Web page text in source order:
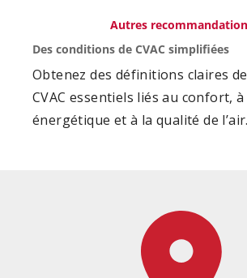
Autres
Des conditions de CVAC simplifiées
Obtenez des définitions claires
CVAC essentiels liés au confort, à
énergétique et à la qualité de l’air.